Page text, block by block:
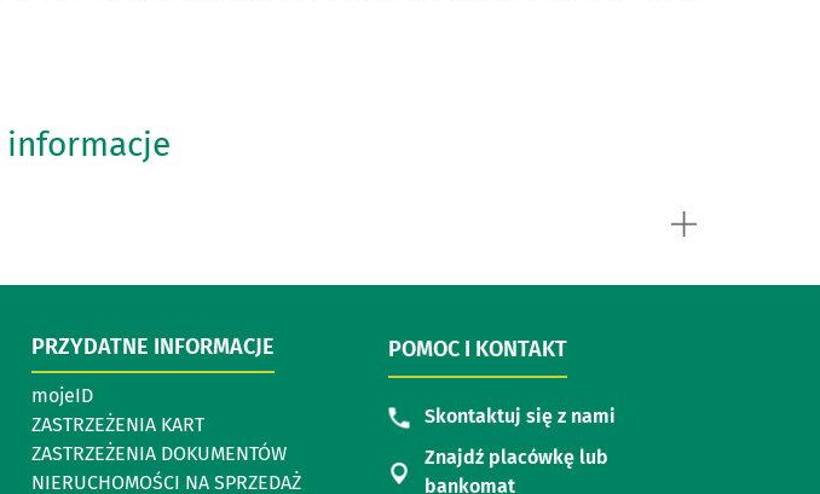
informacje
PRZYDATNE INFORMACJE
mojeID
ZASTRZEŻENIA KART
ZASTRZEŻENIA DOKUMENTÓW
NIERUCHOMOŚCI NA SPRZEDAŻ
POMOC I KONTAKT
Skontaktuj się z nami
Znajdź placówkę lub
bankomat